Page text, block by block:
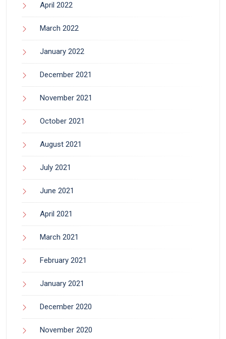
April 2022
March 2022
January 2022
December 2021
November 2021
October 2021
August 2021
July 2021
June 2021
April 2021
March 2021
February 2021
January 2021
December 2020
November 2020